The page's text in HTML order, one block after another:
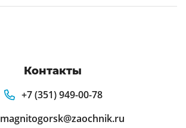
Контакты
+7 (351) 949-00-78
magnitogorsk@zaochnik.ru